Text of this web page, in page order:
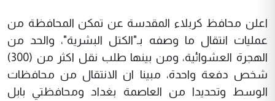
اعلن محافظ كربلاء المقدسة عن تمكن المحافظة من
عمليات انتقال ما وصفه بـ"الكتل البشرية"، والحد من
الهجرة العشوائية، ومن بينها طلب نقل اكثر من (300)
شخص دفعة واحدة، مبينا ان الانتقال من محافظات
الوسط وتحديدا من العاصمة بغداد ومحافظتي بابل